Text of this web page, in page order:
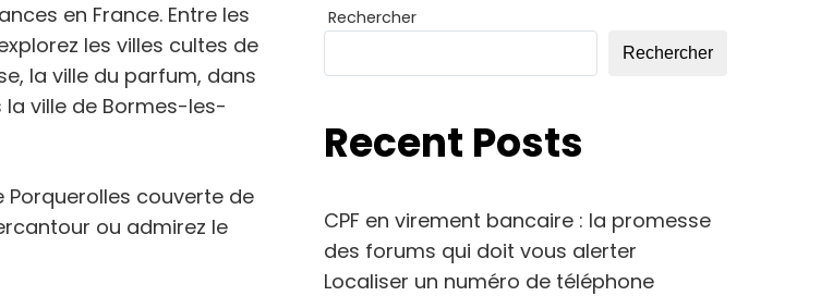
en France. Entre les
les villes cultes de
la ville du parfum, dans
la ville de Bormes-les-
Porquerolles couverte de
ou admirez le
Rechercher
Rechercher
Recent Posts
CPF en virement bancaire : la promesse
des forums qui doit vous alerter
Localiser un numéro de téléphone